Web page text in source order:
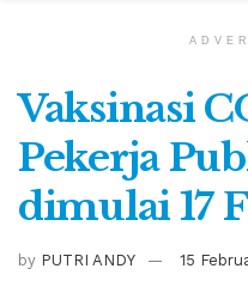
Vaksinasi
Pekerja
dimulai 17
by PUTRI ANDY 15